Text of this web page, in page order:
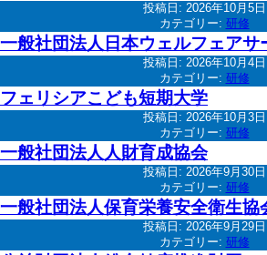
投稿日: 2026年10月5日
カテゴリー: 研修
一般社団法人日本ウェルフェアサ
投稿日: 2026年10月4日
カテゴリー: 研修
フェリシアこども短期大学
投稿日: 2026年10月3日
カテゴリー: 研修
一般社団法人人財育成協会
投稿日: 2026年9月30日
カテゴリー: 研修
一般社団法人保育栄養安全衛生協
投稿日: 2026年9月29日
カテゴリー: 研修